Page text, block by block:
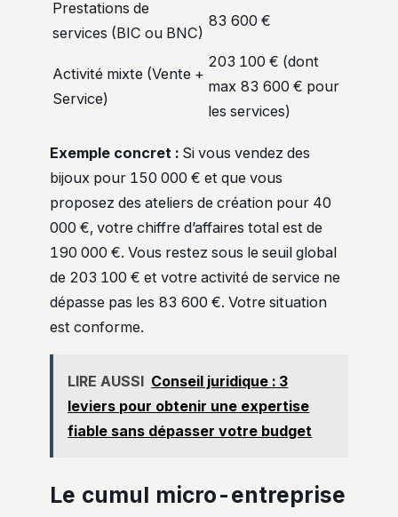
Prestations de
services (BIC ou BNC)
83 600 €
Activité mixte (Vente +
Service)
203 100 € (dont
max 83 600 € pour
les services)
Exemple concret : Si vous vendez des
bijoux pour 150 000 € et que vous
proposez des ateliers de création pour 40
000 €, votre chiffre d’affaires total est de
190 000 €. Vous restez sous le seuil global
de 203 100 € et votre activité de service ne
dépasse pas les 83 600 €. Votre situation
est conforme.
LIRE AUSSI Conseil juridique : 3
leviers pour obtenir une expertise
fiable sans dépasser votre budget
Le cumul micro-entreprise